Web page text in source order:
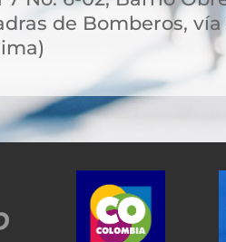
de Bomberos,